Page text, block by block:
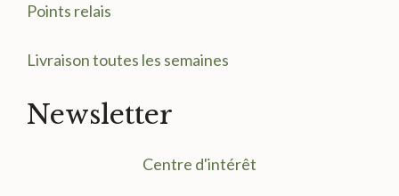
Points relais
Livraison toutes les semaines
Newsletter
Centre d'intérêt